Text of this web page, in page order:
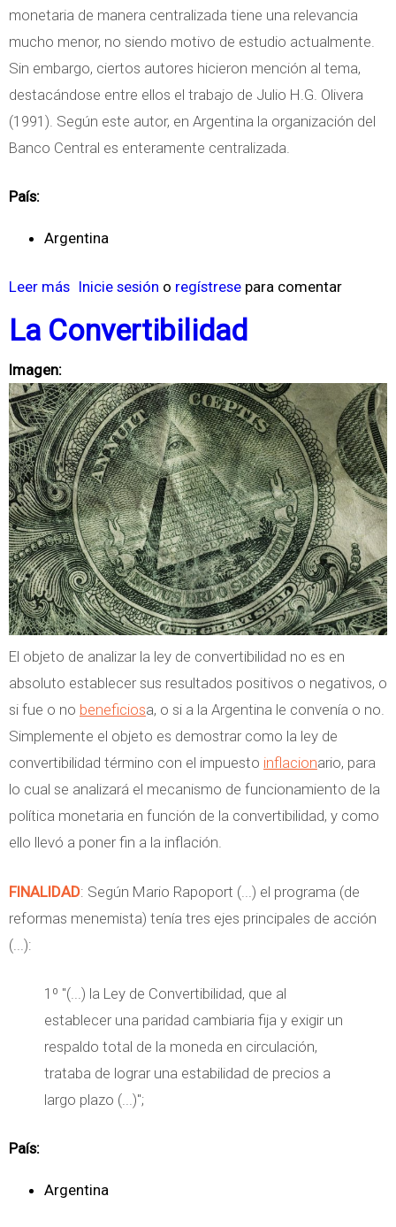
C
o
n
t
r
o
e
n
l
a
c
i
ó
n
e
n
A
r
g
e
n
t
i
n
a
monetaria de manera centralizada tiene una relevancia
mucho menor, no siendo motivo de estudio actualmente.
Sin embargo, ciertos autores hicieron mención al tema,
destacándose entre ellos el trabajo de Julio H.G. Olivera
(1991). Según este autor, en Argentina la organización del
Banco Central es enteramente centralizada.
País:
Argentina
Leer más
b
e
A
r
g
e
n
t
i
n
a
Inicie sesión o regístrese para comentar
La Convertibilidad
Imagen:
El objeto de analizar la ley de convertibilidad no es en
absoluto establecer sus resultados positivos o negativos, o
si fue o no beneficiosa, o si a la Argentina le convenía o no.
Simplemente el objeto es demostrar como la ley de
convertibilidad término con el impuesto inflacionario, para
lo cual se analizará el mecanismo de funcionamiento de la
política monetaria en función de la convertibilidad, y como
ello llevó a poner fin a la inflación.
FINALIDAD: Según Mario Rapoport (...) el programa (de
reformas menemista) tenía tres ejes principales de acción
(...):
1º "(...) la Ley de Convertibilidad, que al
establecer una paridad cambiaria fija y exigir un
respaldo total de la moneda en circulación,
trataba de lograr una estabilidad de precios a
largo plazo (...)";
País:
Argentina